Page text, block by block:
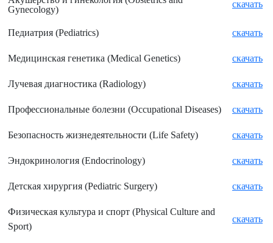
Gynecology)
скачать
Педиатрия (Pediatrics) скачать
Медицинская генетика (Medical Genetics) скачать
Лучевая диагностика (Radiology) скачать
Профессиональные болезни (Occupational Diseases) скачать
Безопасность жизнедеятельности (Life Safety) скачать
Эндокринология (Endocrinology) скачать
Детская хирургия (Pediatric Surgery) скачать
Физическая культура и спорт (Physical Culture and
Sport)
скачать